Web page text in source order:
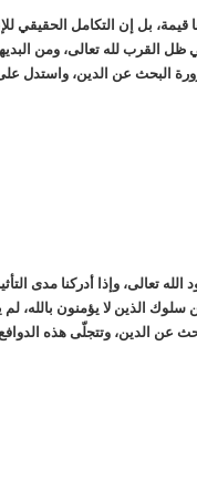
بل إن التكامل الحقيقي
ظل القرب لله تعالى، ومن
البحث عن الدين، واستدل
وإذا أدركنا مدى
سلوك الذين لا يؤمنون بالله،
عن الدين، وتتجلّى هذه